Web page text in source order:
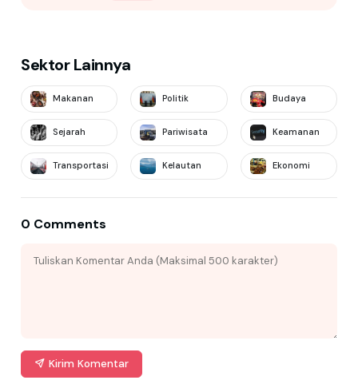
Sektor Lainnya
Makanan Politik Budaya
Sejarah Pariwisata Keamanan
Transportasi Kelautan Ekonomi
0 Comments
Kirim Komentar